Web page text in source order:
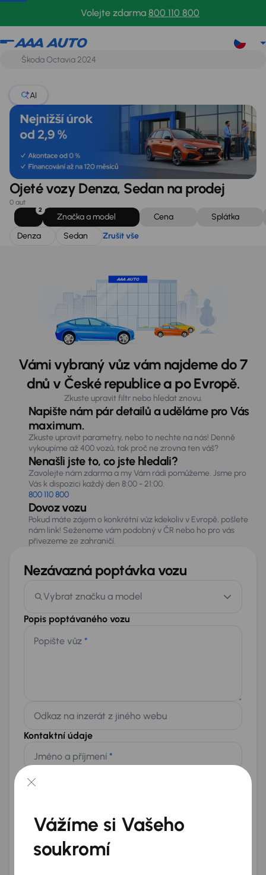
Volejte zdarma 800 110 800
Denza
AI
Ojeté vozy Denza, Sedan na prodej
0 aut
2
Značka a model Cena
Splátka
Denza
Sedan Zrušit vše
Vámi vybraný vůz vám najdeme do 7
dnů v České republice a po Evropě.
Zkuste upravit filtr nebo hledat znovu.
Napište nám pár detailů a uděláme pro Vás
maximum.
Zkuste upravit parametry, nebo to nechte na nás! Denně
vykoupíme až 400 vozů, tak proč ne zrovna ten váš?
Nenašli jste to, co jste hledali?
Zavolejte nám zdarma a my Vám rádi pomůžeme. Jsme pro
Vás k dispozici každý den 8:00 - 21:00.
800 110 800
Dovoz vozu
Pokud máte zájem o konkrétní vůz kdekoliv v Evropě, pošlete
nám link! Seženeme vám podobný v ČR nebo ho pro vás
přivezeme ze zahraničí.
Nezávazná poptávka vozu
Vybrat značku a model
Popis poptávaného vozu
Popište vůz *
Odkaz na inzerát z jiného webu
Kontaktní údaje
Jméno a příjmení *
Přeji si dostávat informace o atraktivních slevových
nabídkách
Vážíme si Vašeho
soukromí